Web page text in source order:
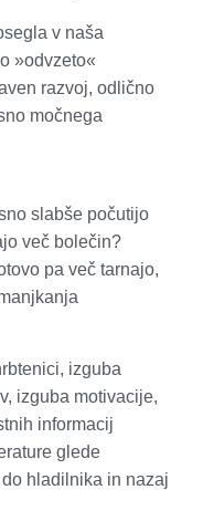
v naša
»odvzeto«
razvoj, odlično
močnega
slabše počutijo
več bolečin?
pa več tarnajo,
izguba
izguba motivacije,
informacij
glede
hladilnika in nazaj